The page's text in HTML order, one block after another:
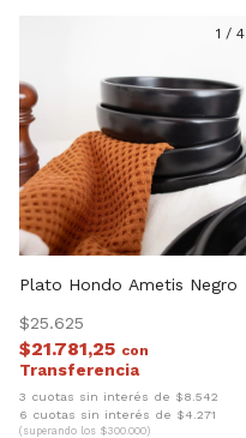
1 / 4
Plato Hondo Ametis Negro
$25.625
$21.781,25 con
3 cuotas sin interés de $8.542
6 cuotas sin interés de $4.271
(superando los $300.000)